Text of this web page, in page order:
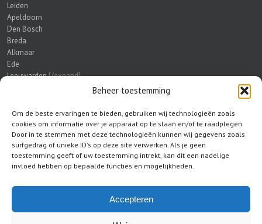
Beheer toestemming
Om de beste ervaringen te bieden, gebruiken wij technologieën zoals
cookies om informatie over je apparaat op te slaan en/of te raadplegen.
Door in te stemmen met deze technologieën kunnen wij gegevens zoals
surfgedrag of unieke ID's op deze site verwerken. Als je geen
toestemming geeft of uw toestemming intrekt, kan dit een nadelige
invloed hebben op bepaalde functies en mogelijkheden.
Accepteren
Leiden
Apeldoorn
Den Bosch
Breda
Alkmaar
Ede
Leeuwarden[/expand]
HANDIG OM TE LEZEN
Waarschuwing: Malafide slotenmakers actief!
Veiligheidsbeslag
Deelnemende bedrijven
Wat te doen na een inbraak
Honkbalknuppel of inbraakpreventie?